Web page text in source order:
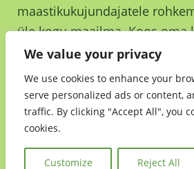
We value your privacy
We use cookies to enhance your
serve personalized ads or content,
traffic. By clicking "Accept All", you
cookies.
Customize Reject All
maastikukujundajatele
üle kogu maailma. Koos oma
kasvame ja kasvatame
Jätkusuutlikkus
Kekkilä-BVB Retail